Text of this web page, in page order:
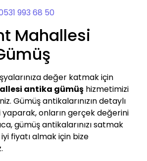
993 68 50
Mahallesi
değer katmak için
antika gümüş hizmetimizi
Gümüş antikalarınızın detaylı
onların gerçek değerini
gümüş antikalarınızı satmak
fiyatı almak için bize